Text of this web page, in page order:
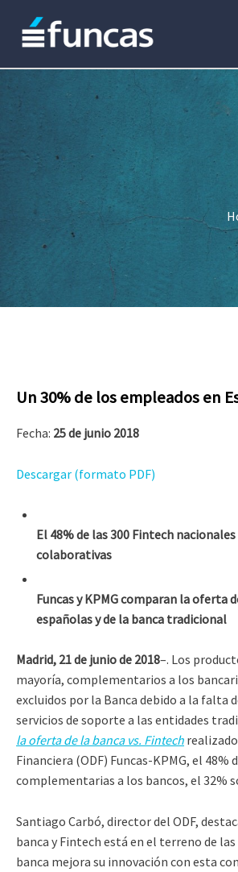
Un 30% de los empleados en
Fecha: 25 de junio 2018
Descargar (formato PDF)
El 48% de las 300 Fintech
colaborativas
Funcas y KPMG comparan la oferta
españolas y de la banca tradicional
Madrid, 21 de junio de 2018–. Los
mayoría, complementarios a los
excluidos por la Banca debido a la falta
servicios de soporte a las entidades
la oferta de la banca vs. Fintech
Financiera (ODF) Funcas-KPMG, el 48%
complementarias a los bancos, el 32%
Santiago Carbó, director del ODF,
banca y Fintech está en el terreno de
banca mejora su innovación con esta